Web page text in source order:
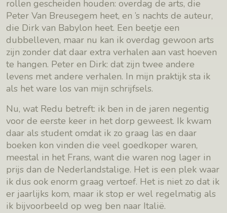
rollen gescheiden houden: overdag de arts, die
Peter Van Breusegem heet, en ’s nachts de auteur,
die Dirk van Babylon heet. Een beetje een
dubbelleven, maar nu kan ik overdag gewoon arts
zijn zonder dat daar extra verhalen aan vast hoeven
te hangen. Peter en Dirk: dat zijn twee andere
levens met andere verhalen. In mijn praktijk sta ik
als het ware los van mijn schrijfsels.
Nu, wat Redu betreft: ik ben in de jaren negentig
voor de eerste keer in het dorp geweest. Ik kwam
daar als student omdat ik zo graag las en daar
boeken kon vinden die veel goedkoper waren,
meestal in het Frans, want die waren nog lager in
prijs dan de Nederlandstalige. Het is een plek waar
ik dus ook enorm graag vertoef. Het is niet zo dat ik
er jaarlijks kom, maar ik stop er wel regelmatig als
ik bijvoorbeeld op weg ben naar Italië.